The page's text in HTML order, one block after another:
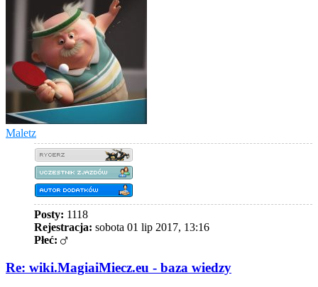
Maletz
Posty: 1118
Rejestracja: sobota 01 lip 2017, 13:16
Płeć:
Re: wiki.MagiaiMiecz.eu - baza wiedzy